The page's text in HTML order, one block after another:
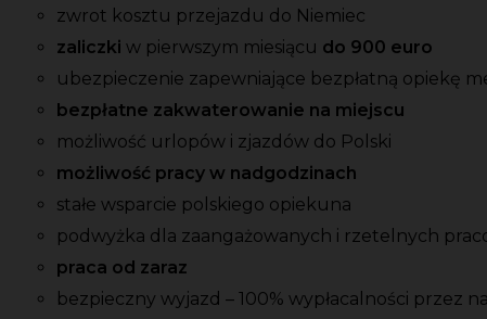
zwrot kosztu przejazdu do Niemiec
zaliczki w pierwszym miesiącu do 900 euro
ubezpieczenie zapewniające bezpłatną opiekę
bezpłatne zakwaterowanie na miejscu
możliwość urlopów i zjazdów do Polski
możliwość pracy w nadgodzinach
stałe wsparcie polskiego opiekuna
podwyżka dla zaangażowanych i rzetelnych
praca od zaraz
bezpieczny wyjazd – 100% wypłacalności przez